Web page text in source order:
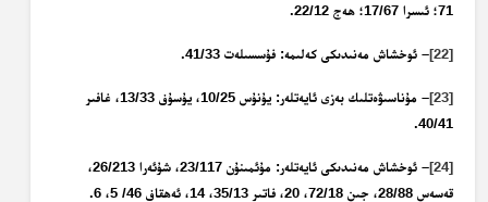
71؛ ئىسرا 17/67؛ ھەج 22/12.
[22]– ئوخشاش مەنىدىكى كەلىمە: فۇسسىلەت 41/33.
[23]
– مۇناسىۋەتلىك بەزى ئايەتلەر: يۇنۇس 10/25، يۇسۇف 13/33، غافىر
40/41.
[24]– ئوخشاش مەنىدىكى ئايەتلەر:
مۇئمىنۇن 23/117، شۇئەرا 26/213،
قەسەس 28/88، جىن 72/18، 20، فاتىر 35/13، 14، ئەھقاف 46/ 5، 6.